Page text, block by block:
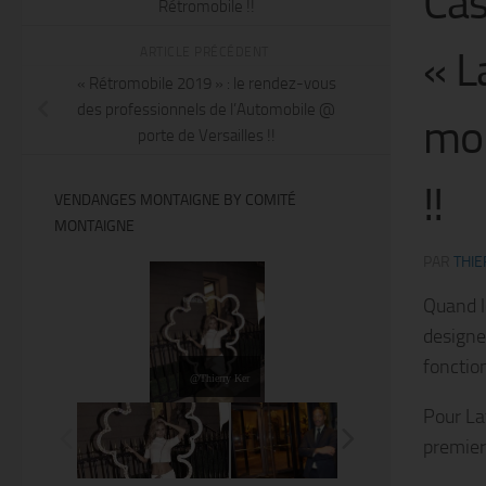
«
!!
Quand
Pour
Rétromobile !!
« Rétromobile 2019 » : le rendez-vous
des professionnels de l’Automobile @
porte de Versailles !!
VENDANGES MONTAIGNE BY COMITÉ
MONTAIGNE
@Thierry Ker